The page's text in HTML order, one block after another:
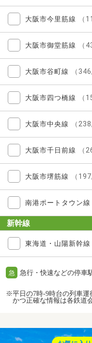
大阪市今里筋線 （
大阪市御堂筋線 （
大阪市谷町線 （
大阪市四つ橋線 （
大阪市中央線 （
大阪市千日前線 （
大阪市堺筋線 （
南港ポートタウン線
新幹線
東海道・山陽新幹線
急 急行・快速などの停車
※平日の7時-9時台の列車運
かつ正確な情報は各鉄道